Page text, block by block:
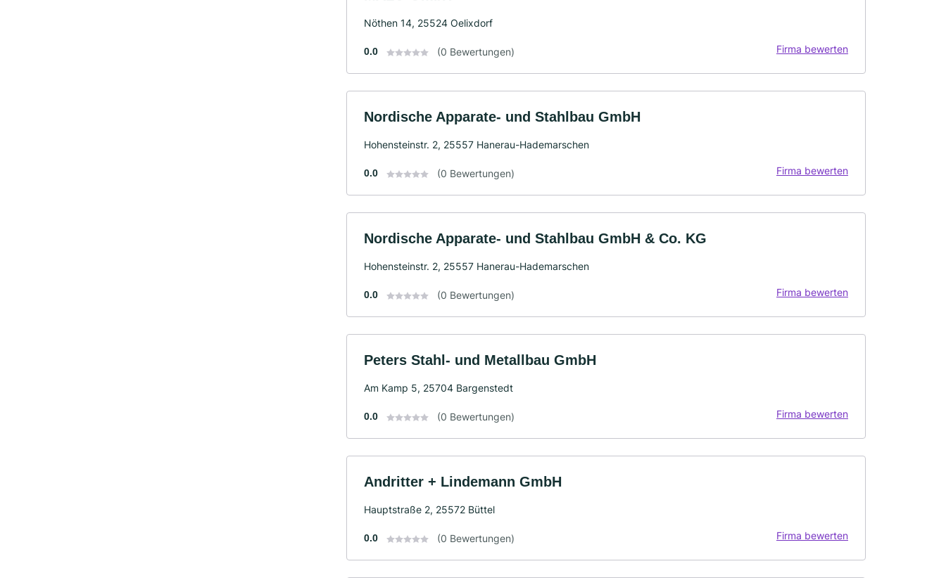
Nöthen 14, 25524 Oelixdorf
0.0 (0 Bewertungen) Firma bewerten
Nordische Apparate- und Stahlbau GmbH
Hohensteinstr. 2, 25557 Hanerau-Hademarschen
0.0 (0 Bewertungen) Firma bewerten
Nordische Apparate- und Stahlbau GmbH & Co. KG
Hohensteinstr. 2, 25557 Hanerau-Hademarschen
0.0 (0 Bewertungen) Firma bewerten
Peters Stahl- und Metallbau GmbH
Am Kamp 5, 25704 Bargenstedt
0.0 (0 Bewertungen) Firma bewerten
Andritter + Lindemann GmbH
Hauptstraße 2, 25572 Büttel
0.0 (0 Bewertungen) Firma bewerten